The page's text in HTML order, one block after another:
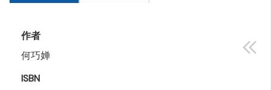
作者
何巧婵
ISBN